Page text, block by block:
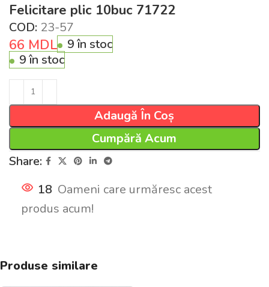
Felicitare plic 10buc 71722
COD: 23-57
66 MDL
9 în stoc
9 în stoc
Adaugă În Coș
Cumpără Acum
Share:
18 Oameni care urmăresc acest
produs acum!
Produse similare